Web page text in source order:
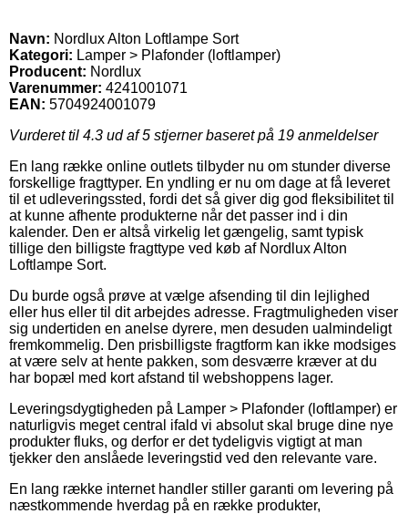
Navn: Nordlux Alton Loftlampe Sort
Kategori: Lamper > Plafonder (loftlamper)
Producent: Nordlux
Varenummer: 4241001071
EAN: 5704924001079
Vurderet til 4.3 ud af 5 stjerner baseret på 19 anmeldelser
En lang række online outlets tilbyder nu om stunder diverse
forskellige fragttyper. En yndling er nu om dage at få leveret
til et udleveringssted, fordi det så giver dig god fleksibilitet til
at kunne afhente produkterne når det passer ind i din
kalender. Den er altså virkelig let gængelig, samt typisk
tillige den billigste fragttype ved køb af Nordlux Alton
Loftlampe Sort.
Du burde også prøve at vælge afsending til din lejlighed
eller hus eller til dit arbejdes adresse. Fragtmuligheden viser
sig undertiden en anelse dyrere, men desuden ualmindeligt
fremkommelig. Den prisbilligste fragtform kan ikke modsiges
at være selv at hente pakken, som desværre kræver at du
har bopæl med kort afstand til webshoppens lager.
Leveringsdygtigheden på Lamper > Plafonder (loftlamper) er
naturligvis meget central ifald vi absolut skal bruge dine nye
produkter fluks, og derfor er det tydeligvis vigtigt at man
tjekker den anslåede leveringstid ved den relevante vare.
En lang række internet handler stiller garanti om levering på
næstkommende hverdag på en række produkter,